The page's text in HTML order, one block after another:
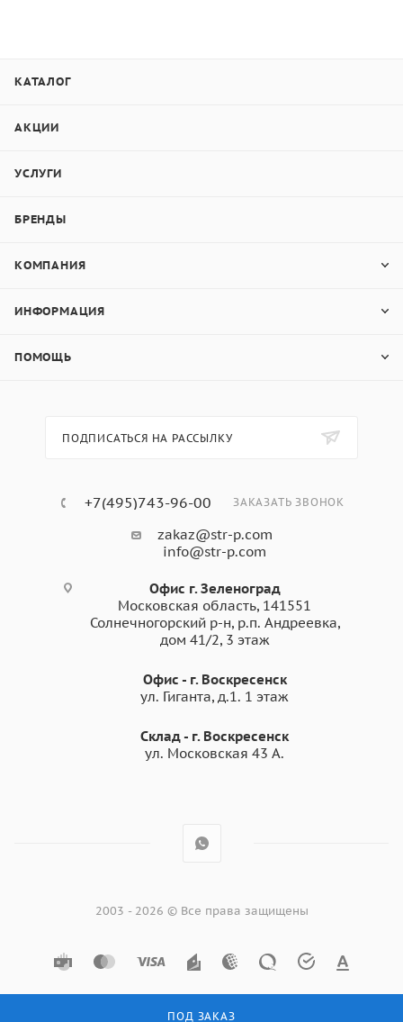
ПОД ЗАКАЗ
цоколь здания!
доски Бетэко Вудстоун Клик
RAL 5021:
90% — цемент
Фиброцементный сайдинг
3000x190x10 Водная синь -
область применения:
Декоративная облицовка фасадов загородных
Отделка свесов кровли
Для оформления беседок, террас, веранд
Возведение многоэтажных домов
Ремонт ветхого жилого фонда
Строительство коммерческой недвижимости.
Преимущества
фибросайдинга Бетэко
Простой монтаж и надежное соединение «шип-
требуется отдельный уход после монтажа.
Покрытие полиуретан c фактурой дерева - цвет
водная синь RAL 5021.
КАТАЛОГ
АКЦИИ
УСЛУГИ
БРЕНДЫ
КОМПАНИЯ
ИНФОРМАЦИЯ
ПОМОЩЬ
ПОДПИСАТЬСЯ НА РАССЫЛКУ
+7(495)743-96-00 ЗАКАЗАТЬ ЗВОНОК
zakaz@str-p.com
info@str-p.com
Офис г. Зеленоград
Московская область, 141551
Солнечногорский р-н, р.п. Андреевка,
дом 41/2, 3 этаж
Офис - г. Воскресенск
ул. Гиганта, д.1. 1 этаж
Склад - г. Воскресенск
ул. Московская 43 А.
2003 - 2026 © Все права защищены